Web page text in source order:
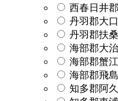
西春日井
丹羽郡大
丹羽郡扶
海部郡大
海部郡蟹
海部郡飛
知多郡阿